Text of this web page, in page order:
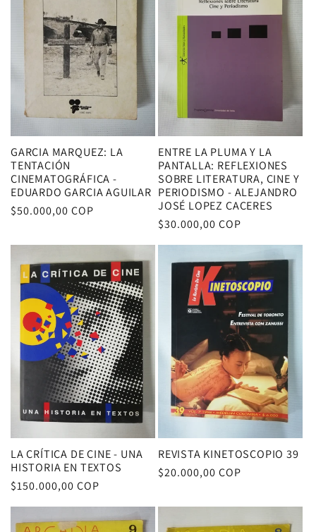
GARCIA MARQUEZ: LA
TENTACIÓN
CINEMATOGRÁFICA -
EDUARDO GARCIA AGUILAR
Precio
$50.000,00 COP
ENTRE LA PLUMA Y LA
PANTALLA: REFLEXIONES
SOBRE LITERATURA, CINE Y
PERIODISMO - ALEJANDRO
JOSÉ LOPEZ CACERES
Precio
habitual
$30.000,00 COP
LA CRÍTICA DE CINE - UNA
HISTORIA EN TEXTOS
Precio
$150.000,00 COP
REVISTA KINETOSCOPIO 39
Precio
$20.000,00 COP